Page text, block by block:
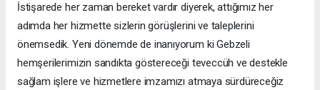
İstişarede her zaman bereket vardır diyerek, attığımız her
adımda her hizmette sizlerin görüşlerini ve taleplerini
önemsedik. Yeni dönemde de inanıyorum ki Gebzeli
hemşerilerimizin sandıkta göstereceği teveccüh ve destekle
sağlam işlere ve hizmetlere imzamızı atmaya sürdüreceğiz